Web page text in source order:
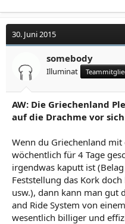
30. Juni 2015
somebody
Illuminat
AW: Die Griechenland
auf die Drachme vor
Wenn du Griechenland
wöchentlich für 4 Tage
irgendwas kaputt ist
Feststellung das Kork
usw.), dann kann man gut
and Ride System von
wesentlich billiger und